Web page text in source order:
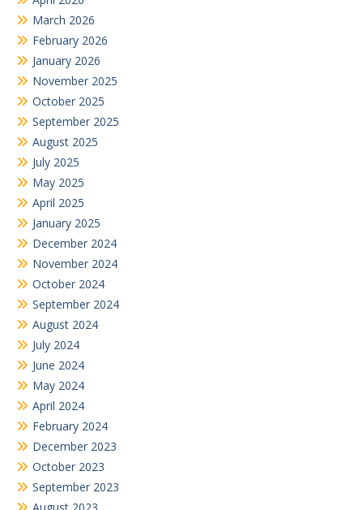
November 2025
October 2025
September 2025
August 2025
July 2025
May 2025
April 2025
January 2025
December 2024
November 2024
October 2024
September 2024
August 2024
July 2024
June 2024
May 2024
April 2024
February 2024
December 2023
October 2023
September 2023
August 2023
July 2023
June 2023
May 2023